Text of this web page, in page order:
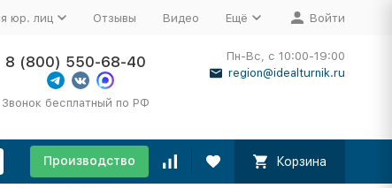
юр. лиц Отзывы Видео Ещё Войти
8 (800) 550-68-40
Звонок бесплатный по РФ
Пн-Вс, с 10:00-19:00
region@idealturnik.ru
Производство Корзина